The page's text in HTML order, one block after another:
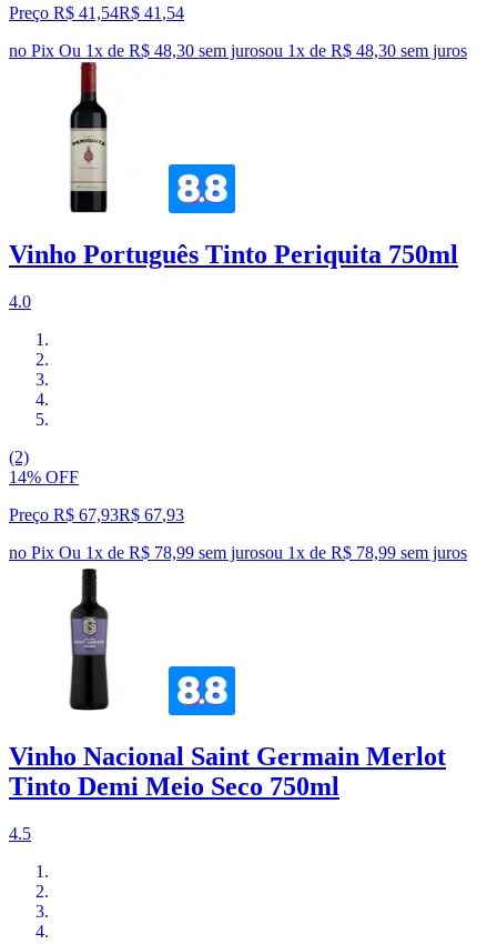
Preço R$ 41,54R$ 41 ,54
no Pix Ou 1x de R$ 48,30 sem jurosou 1x de R$ 48,30 sem juros
Vinho Português Tinto Periquita 750ml
4.0
(2)
14% OFF
Preço R$ 67,93R$ 67,93
no Pix Ou 1x de R$ 78,99 sem jurosou 1x de R$ 78,99 sem juros
Vinho Nacional Saint Germain Merlot
Tinto Demi Meio Seco 750ml
4.5